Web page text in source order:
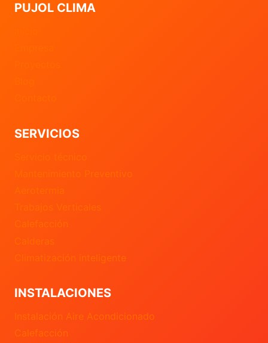
PUJOL CLIMA
SERVICIOS
Mantenimiento Preventivo
Trabajos Verticales
Calefacción
Calderas
Climatización inteligente
INSTALACIONES
Instalación Aire Acondicionado
Calefacción